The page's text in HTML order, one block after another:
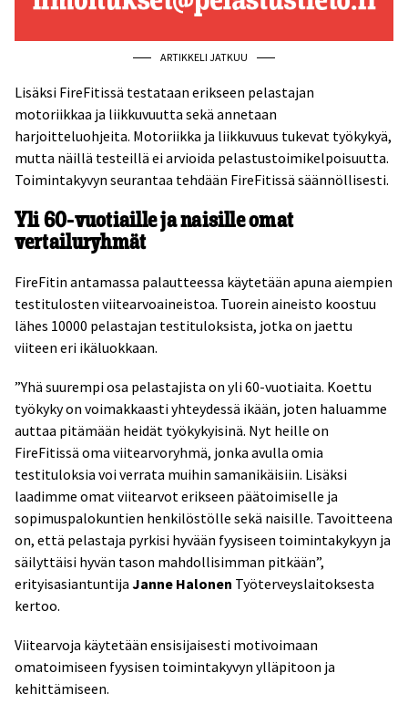
ARTIKKELI JATKUU
Lisäksi FireFitissä testataan erikseen pelastajan
motoriikkaa ja liikkuvuutta sekä annetaan
harjoitteluohjeita. Motoriikka ja liikkuvuus tukevat työkykyä,
mutta näillä testeillä ei arvioida pelastustoimikelpoisuutta.
Toimintakyvyn seurantaa tehdään FireFitissä säännöllisesti.
Yli 60-vuotiaille ja naisille omat
vertailuryhmät
FireFitin antamassa palautteessa käytetään apuna aiempien
testitulosten viitearvoaineistoa. Tuorein aineisto koostuu
lähes 10000 pelastajan testituloksista, jotka on jaettu
viiteen eri ikäluokkaan.
”Yhä suurempi osa pelastajista on yli 60-vuotiaita. Koettu
työkyky on voimakkaasti yhteydessä ikään, joten haluamme
auttaa pitämään heidät työkykyisinä. Nyt heille on
FireFitissä oma viitearvoryhmä, jonka avulla omia
testituloksia voi verrata muihin samanikäisiin. Lisäksi
laadimme omat viitearvot erikseen päätoimiselle ja
sopimuspalokuntien henkilöstölle sekä naisille. Tavoitteena
on, että pelastaja pyrkisi hyvään fyysiseen toimintakykyyn ja
säilyttäisi hyvän tason mahdollisimman pitkään”,
erityisasiantuntija Janne Halonen Työterveyslaitoksesta
kertoo.
Viitearvoja käytetään ensisijaisesti motivoimaan
omatoimiseen fyysisen toimintakyvyn ylläpitoon ja
kehittämiseen.